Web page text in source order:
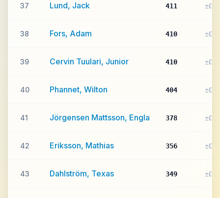
37 Lund, Jack 411 ±0
38 Fors, Adam 410 ±0
39 Cervin Tuulari, Junior 410 ±0
40 Phannet, Wilton 404 ±0
41 Jörgensen Mattsson, Engla 378 ±0
42 Eriksson, Mathias 356 ±0
43 Dahlström, Texas 349 ±0